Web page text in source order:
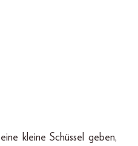
kleine Schüssel geben,